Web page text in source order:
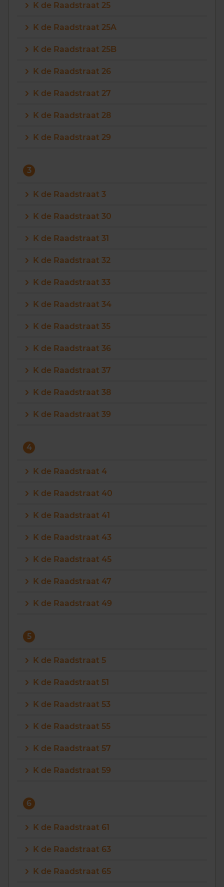
K de Raadstraat 25
K de Raadstraat 25A
K de Raadstraat 25B
K de Raadstraat 26
K de Raadstraat 27
K de Raadstraat 28
K de Raadstraat 29
3
K de Raadstraat 3
K de Raadstraat 30
K de Raadstraat 31
K de Raadstraat 32
K de Raadstraat 33
K de Raadstraat 34
K de Raadstraat 35
K de Raadstraat 36
K de Raadstraat 37
K de Raadstraat 38
K de Raadstraat 39
4
K de Raadstraat 4
K de Raadstraat 40
K de Raadstraat 41
K de Raadstraat 43
K de Raadstraat 45
K de Raadstraat 47
K de Raadstraat 49
5
K de Raadstraat 5
K de Raadstraat 51
K de Raadstraat 53
K de Raadstraat 55
K de Raadstraat 57
K de Raadstraat 59
6
K de Raadstraat 61
K de Raadstraat 63
K de Raadstraat 65